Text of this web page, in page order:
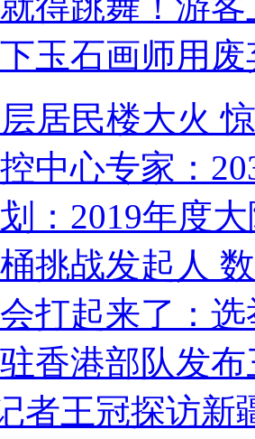
玉石画师用
层居民楼大火
中心专家：
：2019年度
挑战发起人
打起来了：
香港部队发
者王冠探访新